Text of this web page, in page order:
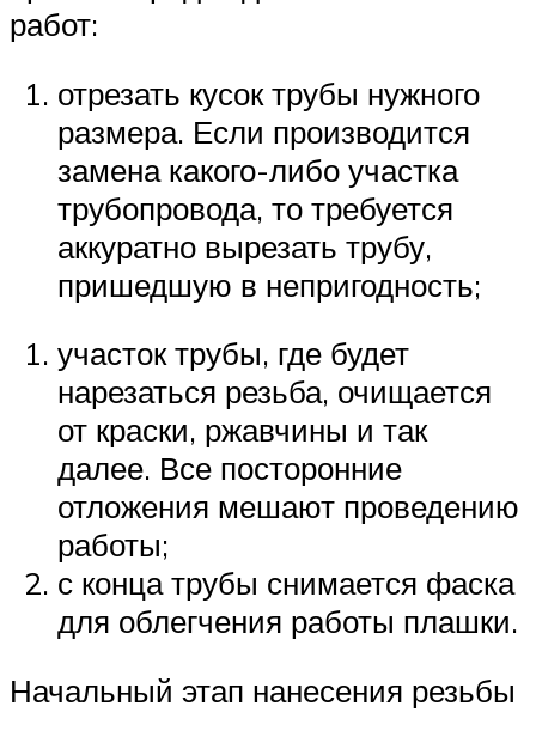
работ:
отрезать кусок трубы нужного
размера. Если производится
замена какого-либо участка
трубопровода, то требуется
аккуратно вырезать трубу,
пришедшую в непригодность;
участок трубы, где будет
нарезаться резьба, очищается
от краски, ржавчины и так
далее. Все посторонние
отложения мешают проведению
работы;
с конца трубы снимается фаска
для облегчения работы плашки.
Начальный этап нанесения резьбы